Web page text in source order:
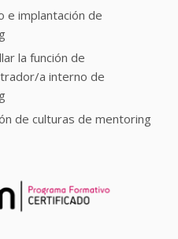
e implantación de
la función de
a interno de
de culturas de mentoring